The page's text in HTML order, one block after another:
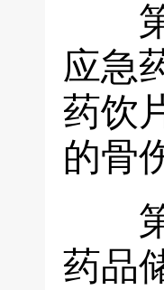
应急
药饮
的骨
药品